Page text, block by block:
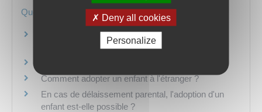
Questions ? Réponses !
Quelles sont les différences entre l'adoption
simple et l'adoption plénière ?
Comment adopter un enfant à l'étranger ?
En cas de délaissement parental, l'adoption d'un
enfant est-elle possible ?
Deny all cookies
Personalize